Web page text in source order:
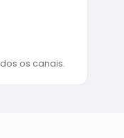
os canais.